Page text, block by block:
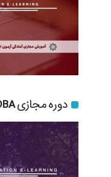
دوره مجازی DBA گرایش املاک و مستغلات